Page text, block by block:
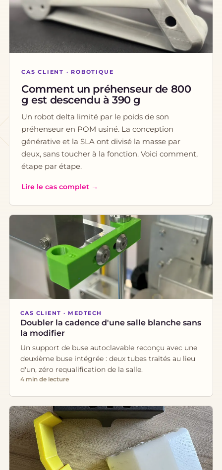
CAS CLIENT · ROBOTIQUE
Comment un préhenseur de 800
g est descendu à 390 g
Un robot delta limité par le poids de son
préhenseur en POM usiné. La conception
générative et la SLA ont divisé la masse par
deux, sans toucher à la fonction. Voici comment,
étape par étape.
Lire le cas complet →
CAS CLIENT · MEDTECH
Doubler la cadence d'une salle blanche sans
la modifier
Un support de buse autoclavable reconçu avec une
deuxième buse intégrée : deux tubes traités au lieu
d'un, zéro requalification de la salle.
4 min de lecture